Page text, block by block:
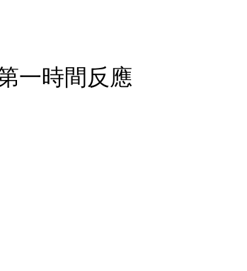
一時間反應